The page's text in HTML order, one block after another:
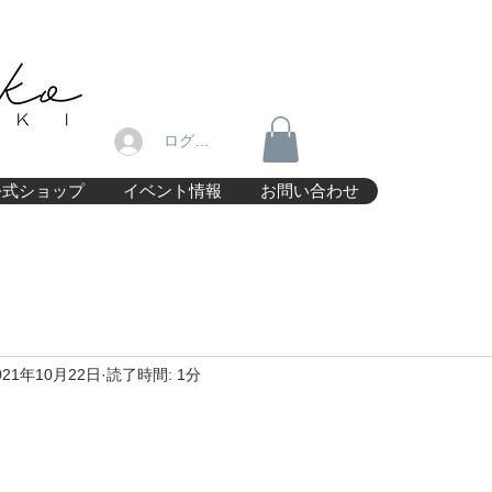
ログイン
ショップ イベント情報 お問い合わせ
年10月22日 読了時間: 1分